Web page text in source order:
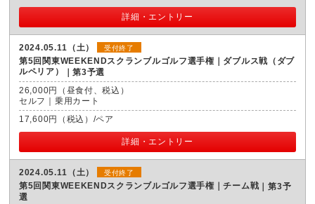
詳細・エントリー
2024.05.11（土） 受付終了
第5回関東WEEKENDスクランブルゴルフ選手権｜ダブルス戦（ダブ
ルペリア）
第3予選
26,000円（昼食付、税込）
セルフ｜乗用カート
17,600円（税込）/ペア
詳細・エントリー
2024.05.11（土） 受付終了
第5回関東WEEKENDスクランブルゴルフ選手権｜チーム戦
第3予
選